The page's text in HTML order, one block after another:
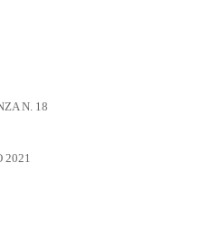
N. 18
2021